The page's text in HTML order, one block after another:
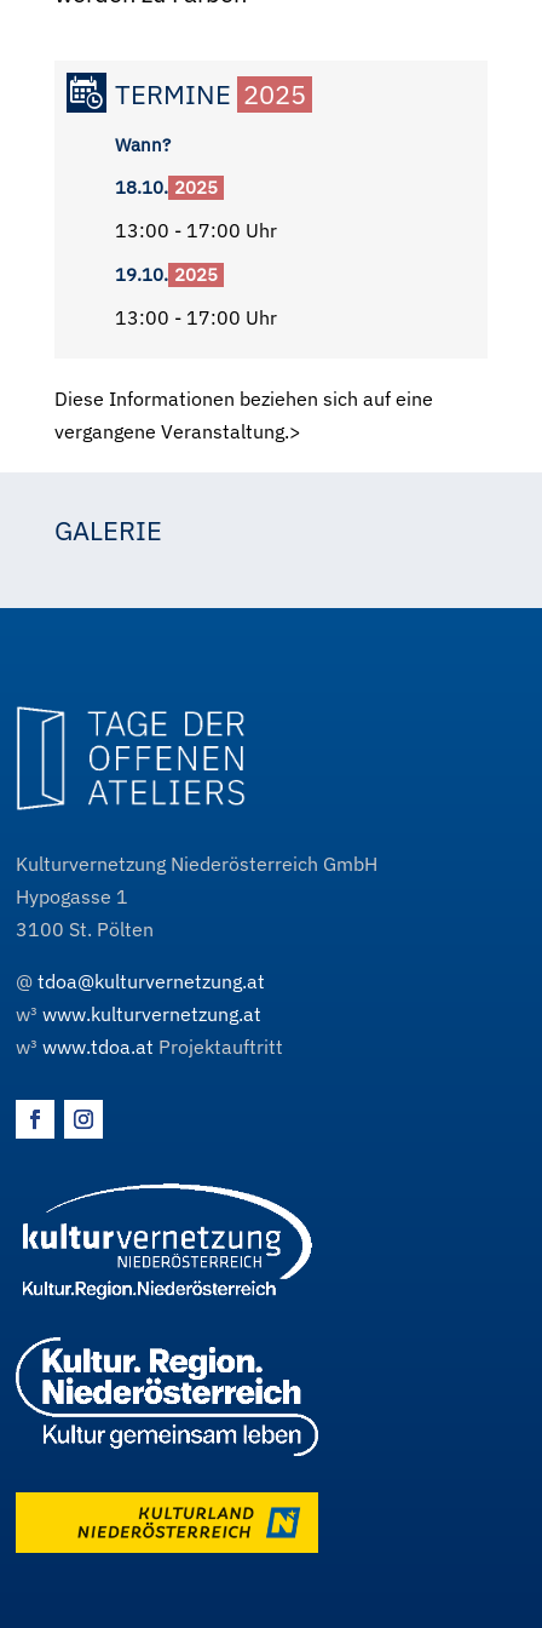
TERMINE 2025
Wann?
18.10. 2025
13:00 - 17:00 Uhr
19.10. 2025
13:00 - 17:00 Uhr
Diese Informationen beziehen sich auf eine
vergangene Veranstaltung.>
GALERIE
Kulturvernetzung Niederösterreich GmbH
Hypogasse 1
3100 St. Pölten
@tdoa@kulturvernetzung.at
w³www.kulturvernetzung.at
w³www.tdoa.at Projektauftritt